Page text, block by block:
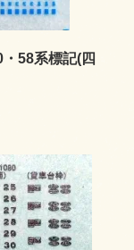
58系標記(四